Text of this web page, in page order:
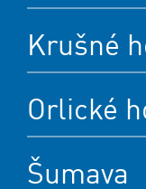
Krušné
Orlické
Šumava